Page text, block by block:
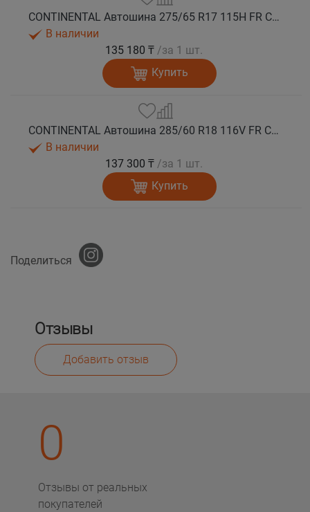
CONTINENTAL Автошина 275/65 R17 115H FR ContiCrossContact LX 2 лето
В наличии
135 180 ₸ /за 1 шт.
Купить
CONTINENTAL Автошина 285/60 R18 116V FR ContiCrossContact LX 2 лето
В наличии
137 300 ₸ /за 1 шт.
Купить
Поделиться
Отзывы
Добавить отзыв
0
Отзывы от реальных
покупателей